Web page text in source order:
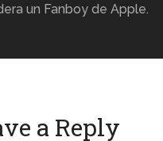
un Fanboy de Apple.
a Reply